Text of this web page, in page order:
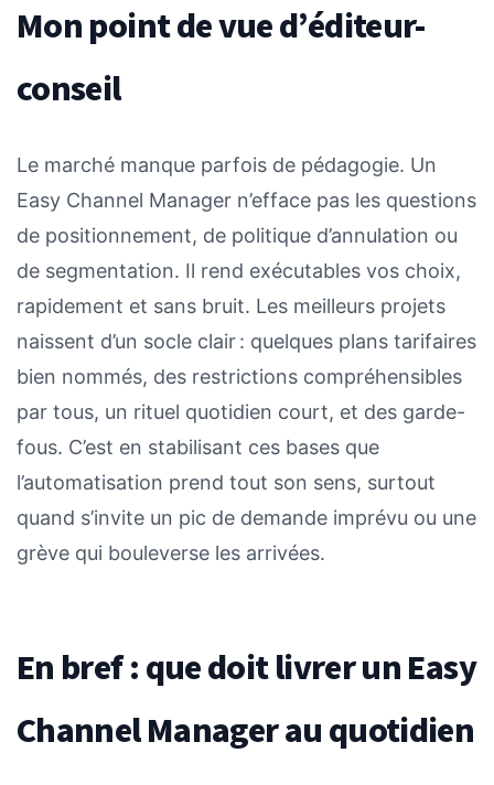
Mon point de vue d’éditeur-
conseil
Le marché manque parfois de pédagogie. Un
Easy Channel Manager n’efface pas les questions
de positionnement, de politique d’annulation ou
de segmentation. Il rend exécutables vos choix,
rapidement et sans bruit. Les meilleurs projets
naissent d’un socle clair : quelques plans tarifaires
bien nommés, des restrictions compréhensibles
par tous, un rituel quotidien court, et des garde-
fous. C’est en stabilisant ces bases que
l’automatisation prend tout son sens, surtout
quand s’invite un pic de demande imprévu ou une
grève qui bouleverse les arrivées.
En bref : que doit livrer un Easy
Channel Manager au quotidien